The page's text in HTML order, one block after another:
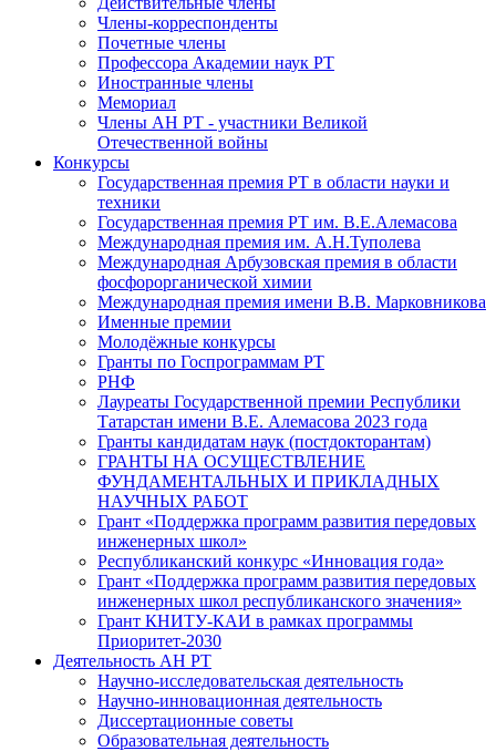
Члены-корреспонденты
Почетные члены
Профессора Академии наук РТ
Иностранные члены
Мемориал
Члены АН РТ - участники Великой
Отечественной войны
Конкурсы
Государственная премия РТ в области науки и
техники
Государственная премия РТ им. В.Е.Алемасова
Международная премия им. А.Н.Туполева
Международная Арбузовская премия в области
фосфорорганической химии
Международная премия имени В.В. Марковникова
Именные премии
Молодёжные конкурсы
Гранты по Госпрограммам РТ
РНФ
Лауреаты Государственной премии Республики
Татарстан имени В.Е. Алемасова 2023 года
Гранты кандидатам наук (постдокторантам)
ГРАНТЫ НА ОСУЩЕСТВЛЕНИЕ
ФУНДАМЕНТАЛЬНЫХ И ПРИКЛАДНЫХ
НАУЧНЫХ РАБОТ
Грант «Поддержка программ развития передовых
инженерных школ»
Республиканский конкурс «Инновация года»
Грант «Поддержка программ развития передовых
инженерных школ республиканского значения»
Грант КНИТУ-КАИ в рамках программы
Приоритет-2030
Деятельность АН РТ
Научно-исследовательская деятельность
Научно-инновационная деятельность
Диссертационные советы
Образовательная деятельность